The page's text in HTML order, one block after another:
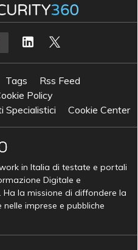
machine learning
Tags
Rss Feed
Policy
Specialistici
Cookie Center
in Italia di testate e portali
Digitale e
Ha la missione di diffondere la
imprese e pubbliche